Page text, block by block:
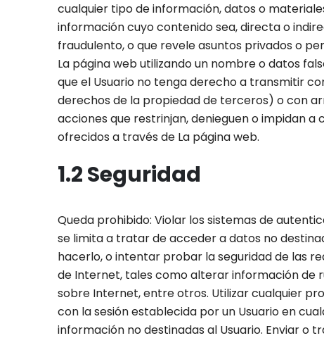
cualquier tipo de información, datos o
información cuyo contenido sea, directa o
fraudulento, o que revele asuntos privados o
La página web utilizando un nombre o datos
que el Usuario no tenga derecho a transmitir
derechos de la propiedad de terceros) o con
acciones que restrinjan, denieguen o impidan a
ofrecidos a través de La página web.
1.2 Seguridad
Queda prohibido: Violar los sistemas de
se limita a tratar de acceder a datos no
hacerlo, o intentar probar la seguridad de las
de Internet, tales como alterar información de
sobre Internet, entre otros. Utilizar cualquier
con la sesión establecida por un Usuario en
información no destinadas al Usuario. Enviar